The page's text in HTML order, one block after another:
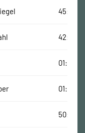
45:50
42:46
50:45